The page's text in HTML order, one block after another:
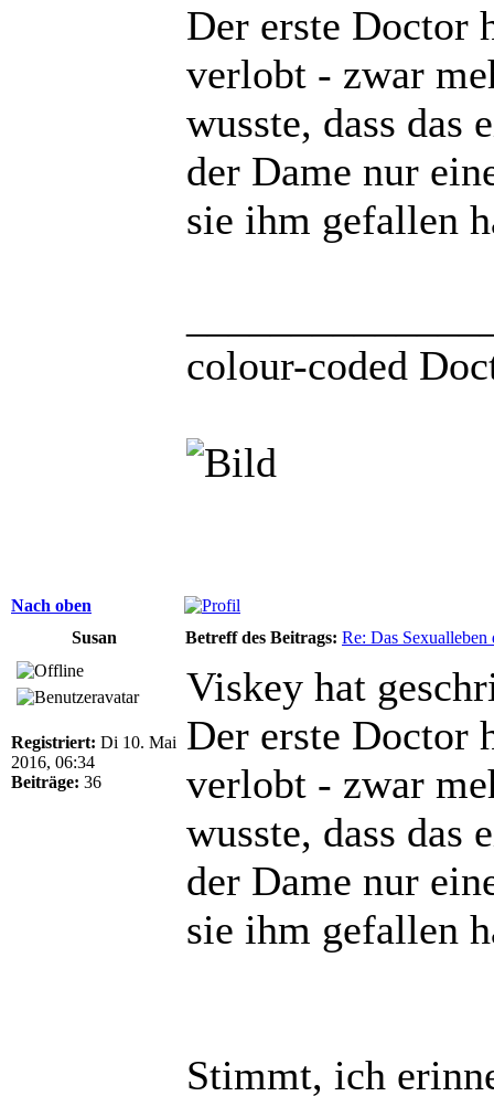
Der erste Doctor
verlobt - zwar
wusste, dass das
der Dame nur
sie ihm gefallen
colour-coded
Nach oben
Susan
Betreff des Beitrags: Re: Das
Registriert: Di 10. Mai
2016, 06:34
Beiträge: 36
Viskey hat
Der erste Doctor
verlobt - zwar
wusste, dass das
der Dame nur
sie ihm gefallen
Stimmt, ich